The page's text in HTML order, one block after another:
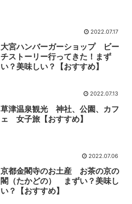
2022.07.17
大宮ハンバーガーショップ ビー
チストーリー行ってきた！まず
い？美味しい？【おすすめ】
2022.07.13
草津温泉観光 神社、公園、カフ
ェ 女子旅【おすすめ】
2022.07.06
京都金閣寺のお土産 お茶の京の
閣（たかどの） まずい？美味し
い？【おすすめ】